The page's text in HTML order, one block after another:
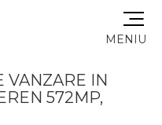
MENIU
VANZARE IN
572MP,